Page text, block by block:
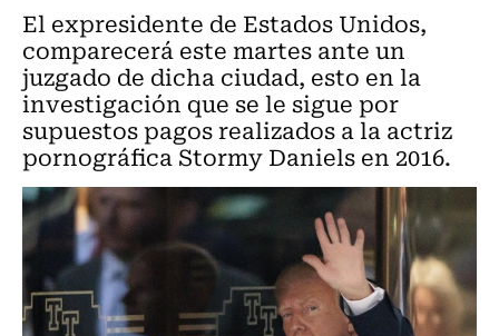
El expresidente de Estados Unidos,
comparecerá este martes ante un
juzgado de dicha ciudad, esto en la
investigación que se le sigue por
supuestos pagos realizados a la actriz
pornográfica Stormy Daniels en 2016.